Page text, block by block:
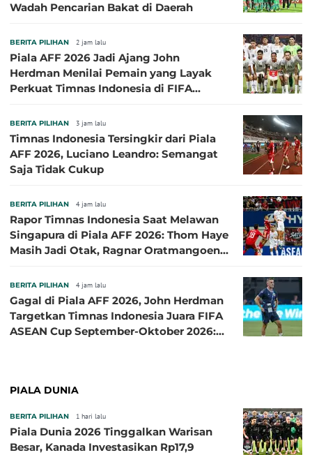
Wadah Pencarian Bakat di Daerah
BERITA PILIHAN 2 jam lalu
Piala AFF 2026 Jadi Ajang John
Herdman Menilai Pemain yang Layak
Perkuat Timnas Indonesia di FIFA
BERITA PILIHAN 3 jam lalu
Timnas Indonesia Tersingkir dari Piala
AFF 2026, Luciano Leandro: Semangat
Saja Tidak Cukup
BERITA PILIHAN 4 jam lalu
Rapor Timnas Indonesia Saat Melawan
Singapura di Piala AFF 2026: Thom Haye
Masih Jadi Otak, Ragnar Oratmangoen
BERITA PILIHAN 4 jam lalu
Gagal di Piala AFF 2026, John Herdman
Targetkan Timnas Indonesia Juara FIFA
ASEAN Cup September-Oktober 2026:
PIALA DUNIA
BERITA PILIHAN 1 hari lalu
Piala Dunia 2026 Tinggalkan Warisan
Besar, Kanada Investasikan Rp17,9